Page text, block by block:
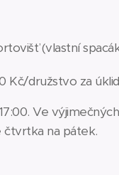
(vlastní
Kč/družstvo za úklid
Ve
čtvrtka na pátek.